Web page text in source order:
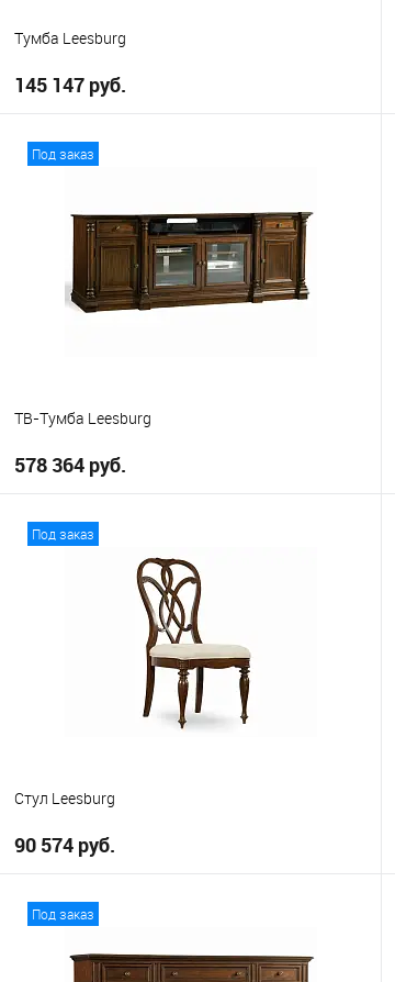
Тумба Leesburg
145 147 руб.
В избранное
Под заказ
ТВ-Тумба Leesburg
578 364 руб.
Под заказ
Стул Leesburg
90 574 руб.
Под заказ